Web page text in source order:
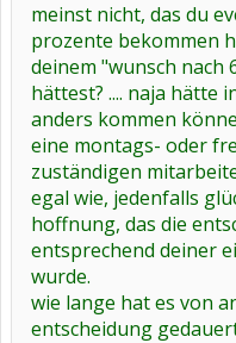
meinst nicht, das du
prozente bekommen
deinem "wunsch nach
hättest? .... naja hätte
anders kommen
eine montags- oder
zuständigen
egal wie, jedenfalls
hoffnung, das die
entsprechend deiner
wurde.
wie lange hat es von
entscheidung